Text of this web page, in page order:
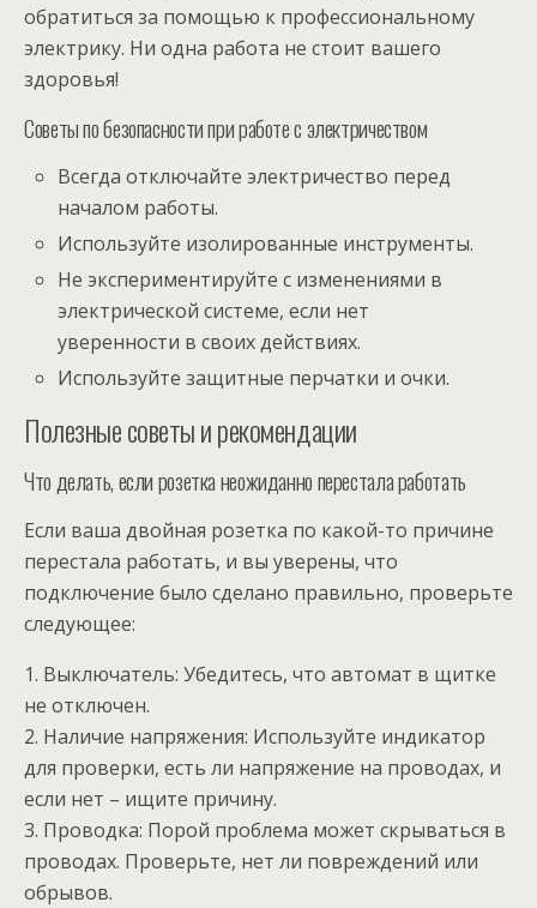
обратиться за помощью к профессиональному
электрику. Ни одна работа не стоит вашего
здоровья!
Советы по безопасности при работе с электричеством
Всегда отключайте электричество перед
началом работы.
Используйте изолированные инструменты.
Не экспериментируйте с изменениями в
электрической системе, если нет
уверенности в своих действиях.
Используйте защитные перчатки и очки.
Полезные советы и рекомендации
Что делать, если розетка неожиданно перестала работать
Если ваша двойная розетка по какой-то причине
перестала работать, и вы уверены, что
подключение было сделано правильно, проверьте
следующее:
1. Выключатель: Убедитесь, что автомат в щитке
не отключен.
2. Наличие напряжения: Используйте индикатор
для проверки, есть ли напряжение на проводах, и
если нет – ищите причину.
3. Проводка: Порой проблема может скрываться в
проводах. Проверьте, нет ли повреждений или
обрывов.